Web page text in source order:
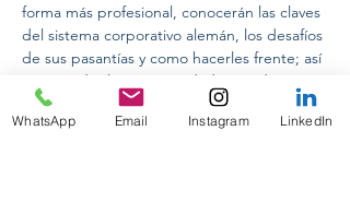
Previous
forma más profesional, conocerán las claves
del sistema corporativo alemán, los desafíos
de sus pasantías y como hacerles frente; así
como todas las oportunidades académicas
que les ofrece Alemania.
WhatsApp Email Instagram LinkedIn